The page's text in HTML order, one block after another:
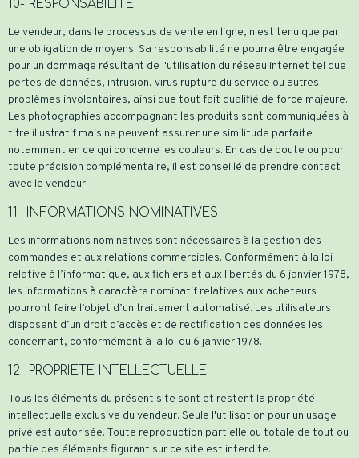
10- RESPONSABILITE
Le vendeur, dans le processus de vente en ligne, n'est tenu que par
une obligation de moyens. Sa responsabilité ne pourra être engagée
pour un dommage résultant de l'utilisation du réseau internet tel que
pertes de données, intrusion, virus rupture du service ou autres
problèmes involontaires, ainsi que tout fait qualifié de force majeure.
Les photographies accompagnant les produits sont communiquées à
titre illustratif mais ne peuvent assurer une similitude parfaite
notamment en ce qui concerne les couleurs. En cas de doute ou pour
toute précision complémentaire, il est conseillé de prendre contact
avec le vendeur.
11- INFORMATIONS NOMINATIVES
Les informations nominatives sont nécessaires à la gestion des
commandes et aux relations commerciales. Conformément à la loi
relative à l’informatique, aux fichiers et aux libertés du 6 janvier 1978,
les informations à caractère nominatif relatives aux acheteurs
pourront faire l’objet d’un traitement automatisé. Les utilisateurs
disposent d’un droit d’accès et de rectification des données les
concernant, conformément à la loi du 6 janvier 1978.
12- PROPRIETE INTELLECTUELLE
Tous les éléments du présent site sont et restent la propriété
intellectuelle exclusive du vendeur. Seule l'utilisation pour un usage
privé est autorisée. Toute reproduction partielle ou totale de tout ou
partie des éléments figurant sur ce site est interdite.